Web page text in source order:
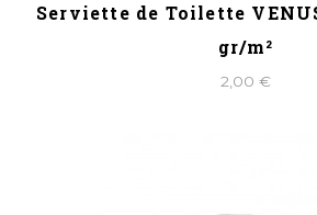
Serviette de Toilette
gr/m²
2,00 €